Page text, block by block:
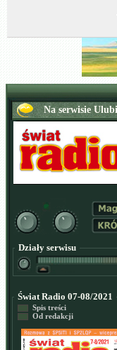
Działy serwisu
Świat Radio 07-08/2021
Spis treści
Od redakcji